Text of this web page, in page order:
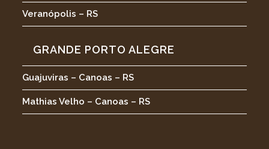
Veranópolis – RS
GRANDE PORTO ALEGRE
Guajuviras – Canoas – RS
Mathias Velho – Canoas – RS